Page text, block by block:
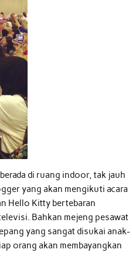
di ruang indoor, tak jauh
yang akan mengikuti acara
Hello Kitty bertebaran
Bahkan mejeng pesawat
yang sangat disukai anak-
orang akan membayangkan